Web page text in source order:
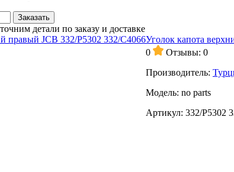
Заказать
детали по заказу и доставке
Уголок капота
0
Отзывы: 0
Производитель:
Модель: no parts
Артикул: 332/P5302